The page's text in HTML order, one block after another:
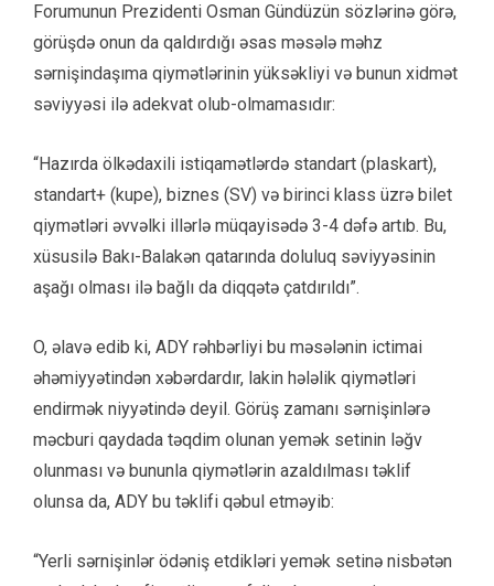
Forumunun Prezidenti Osman Gündüzün sözlərinə görə,
görüşdə onun da qaldırdığı əsas məsələ məhz
sərnişindaşıma qiymətlərinin yüksəkliyi və bunun xidmət
səviyyəsi ilə adekvat olub-olmamasıdır:
“Hazırda ölkədaxili istiqamətlərdə standart (plaskart),
standart+ (kupe), biznes (SV) və birinci klass üzrə bilet
qiymətləri əvvəlki illərlə müqayisədə 3-4 dəfə artıb. Bu,
xüsusilə Bakı-Balakən qatarında doluluq səviyyəsinin
aşağı olması ilə bağlı da diqqətə çatdırıldı”.
O, əlavə edib ki, ADY rəhbərliyi bu məsələnin ictimai
əhəmiyyətindən xəbərdardır, lakin hələlik qiymətləri
endirmək niyyətində deyil. Görüş zamanı sərnişinlərə
məcburi qaydada təqdim olunan yemək setinin ləğv
olunması və bununla qiymətlərin azaldılması təklif
olunsa da, ADY bu təklifi qəbul etməyib:
“Yerli sərnişinlər ödəniş etdikləri yemək setinə nisbətən